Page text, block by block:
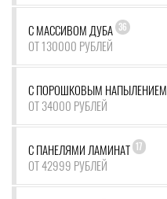
С МАССИВОМ ДУБА 36
ОТ 130000 РУБЛЕЙ
С ПОРОШКОВЫМ НАПЫЛЕНИЕМ
ОТ 34000 РУБЛЕЙ
С ПАНЕЛЯМИ ЛАМИНАТ 17
ОТ 42999 РУБЛЕЙ